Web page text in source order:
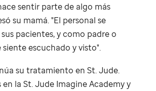
sentir parte de algo más
su mamá. "El personal se
pacientes, y como padre o
siente escuchado y visto".
su tratamiento en St. Jude.
en la St. Jude Imagine Academy y